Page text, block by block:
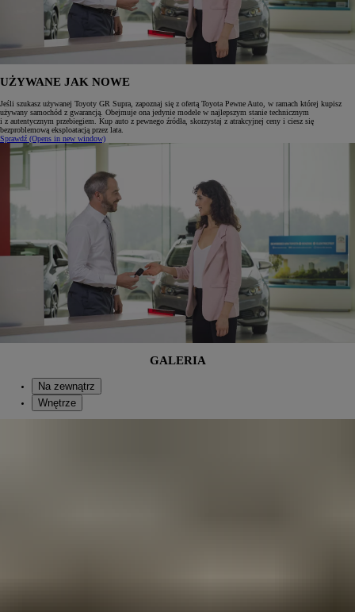
UŻYWANE JAK NOWE
Jeśli szukasz używanej Toyoty GR Supra, zapoznaj się z ofertą Toyota Pewne Auto, w ramach której kupisz
używany samochód z gwarancją. Obejmuje ona jedynie modele w najlepszym stanie technicznym
i z autentycznym przebiegiem. Kup auto z pewnego źródła, skorzystaj z atrakcyjnej ceny i ciesz się
bezproblemową eksploatacją przez lata.
Sprawdź (Opens in new window)
GALERIA
Na zewnątrz
Wnętrze